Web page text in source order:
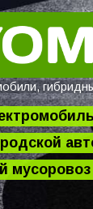
мусоровоз